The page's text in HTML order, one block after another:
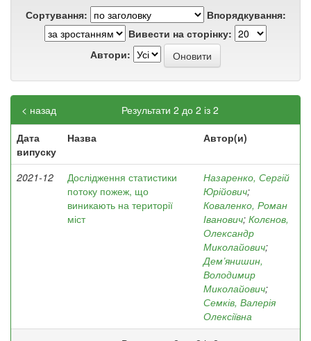
Сортування:
Впорядкування:
Вивести на сторінку:
Автори:
Результати 2 до 2 із 2
< назад
Дата
випуску
Назва Автор(и)
2021-12
Дослідження статистики
потоку пожеж, що
виникають на території
міст
Назаренко, Сергій
Юрійович;
Коваленко, Роман
Іванович; Колєнов,
Олександр
Миколайович;
Дем’янишин,
Володимир
Миколайович;
Семків, Валерія
Олексіївна